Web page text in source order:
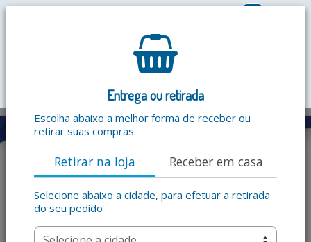
0
Entrega ou retirada
Escolha abaixo a melhor forma de receber ou
retirar suas compras.
Retirar na loja Receber em casa
Selecione abaixo a cidade, para efetuar a retirada
do seu pedido